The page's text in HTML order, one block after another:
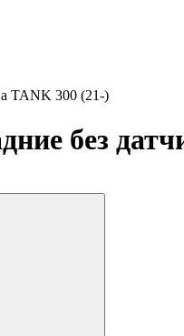
TANK 300 (21-)
без